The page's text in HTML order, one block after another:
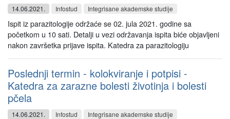
14.06.2021. Infostud Integrisane akademske studije
Ispit iz parazitologije održaće se 02. jula 2021. godine sa
početkom u 10 sati. Detalji u vezi održavanja ispita biće objavljeni
nakon završetka prijave ispita. Katedra za parazitologiju
Poslednji termin - kolokviranje i potpisi -
Katedra za zarazne bolesti životinja i bolesti
pčela
14.06.2021. Infostud Integrisane akademske studije